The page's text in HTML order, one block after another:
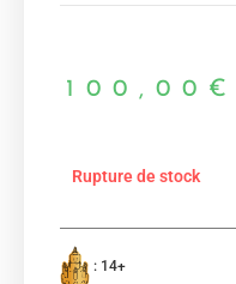
100,00 €
Rupture de stock
: 14+